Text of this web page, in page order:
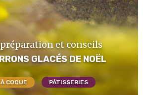
et conseils
GLACÉS DE NOËL
COQUE PÂTISSERIES